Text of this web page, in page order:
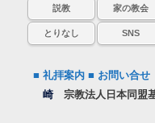
説教 家の教会
とりなし SNS
■ 礼拝案内 ■ お問い合せ
崎
宗教法人日本同盟